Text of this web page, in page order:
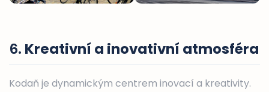
6. Kreativní a inovativní atmosféra
Kodaň je dynamickým centrem inovací a kreativity.